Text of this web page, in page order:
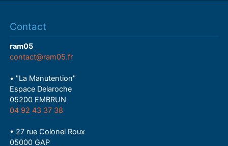
Contact
ram05
contact@ram05.fr
• "La Manutention"
Espace Delaroche
05200 EMBRUN
04 92 43 37 38
• 27 rue Colonel Roux
05000 GAP